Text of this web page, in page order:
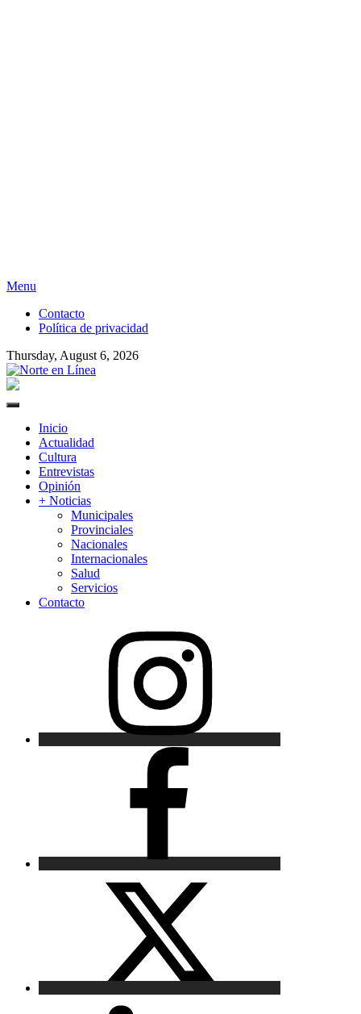
Skip
content
Menu
Contacto
Política de privacidad
Thursday, August 6, 2026
Primary
Inicio
Actualidad
Cultura
Entrevistas
Opinión
+ Noticias
Municipales
Provinciales
Nacionales
Internacionales
Salud
Servicios
Contacto